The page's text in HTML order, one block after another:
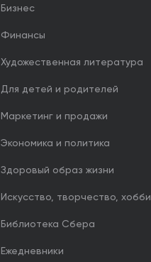
Бизнес
Финансы
Художественная литература
Для детей и родителей
Маркетинг и продажи
Экономика и политика
Здоровый образ жизни
Искусство, творчество, хобби
Библиотека Сбера
Ежедневники